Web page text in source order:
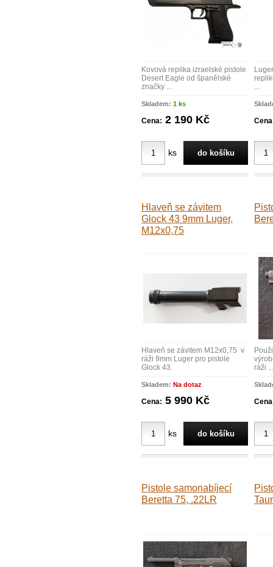
Kovová replika izraelské pistole
Desert Eagle od španělské
značky ...
Skladem: 1 ks
Cena: 2 190 Kč
ks
...
Hlaveň se závitem
Glock 43 9mm Luger,
M12x0,75
Hlaveň se závitem M12x0,75 v
ráži 9mm Luger pro pistole
Glock 43.
Skladem: Na dotaz
Cena: 5 990 Kč
ks
ráži ...
Pistole samonabíjecí
Beretta 75, .22LR